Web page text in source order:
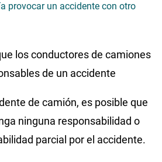
provocar un accidente con otro
los conductores de camiones
de un accidente
de camión, es posible que
ninguna responsabilidad o
parcial por el accidente.